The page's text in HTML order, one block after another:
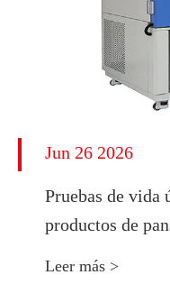
Jun 26 2026
Pruebas de vida
productos de
Leer más >